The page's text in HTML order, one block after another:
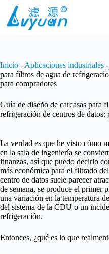
Saltar
contenido
Inicio - Aplicaciones industriales -
para filtros de agua de
para compradores
Guía de diseño de carcasas para
refrigeración de centros de datos:
La verdad es que he visto cómo
en la sala de ingeniería se
finanzas, así que puedo decirlo
más económica para el filtrado
centro de datos suele parecer
de semana, se produce el primer
una variación en la temperatura
del sistema de la CDU o un
refrigeración.
Entonces, ¿qué es lo que